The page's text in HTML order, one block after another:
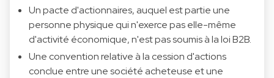
Un pacte d'actionnaires, auquel est partie une
personne physique qui n'exerce pas elle-même
d'activité économique, n'est pas soumis à la loi B2B.
Une convention relative à la cession d'actions
conclue entre une société acheteuse et une